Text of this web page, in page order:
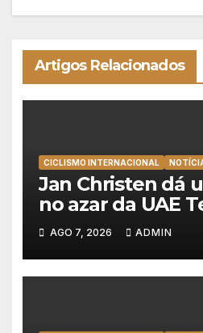
Artigos Relacionados
CICLISMO INTERNACIONAL
Jan Christen dá
no azar da UAE
Emirates e vence
Polónia
AGO 7, 2026 ADMIN